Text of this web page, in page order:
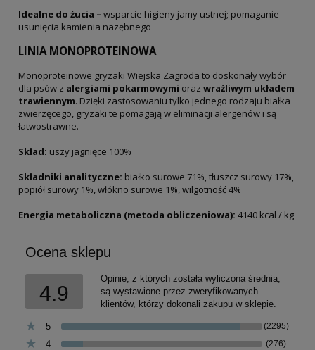
Idealne do żucia – wsparcie higieny jamy ustnej; pomaganie
usunięcia kamienia nazębnego
LINIA MONOPROTEINOWA
Monoproteinowe gryzaki Wiejska Zagroda to doskonały wybór
dla psów z alergiami pokarmowymi oraz wrażliwym układem
trawiennym. Dzięki zastosowaniu tylko jednego rodzaju białka
zwierzęcego, gryzaki te pomagają w eliminacji alergenów i są
łatwostrawne.
Skład: uszy jagnięce 100%
Składniki analityczne: białko surowe 71%, tłuszcz surowy 17%,
popiół surowy 1%, włókno surowe 1%, wilgotność 4%
Energia metaboliczna (metoda obliczeniowa): 4140 kcal / kg
Ocena sklepu
4.9
Opinie, z których została wyliczona średnia,
są wystawione przez zweryfikowanych
klientów, którzy dokonali zakupu w sklepie.
5 (2295)
4 (276)